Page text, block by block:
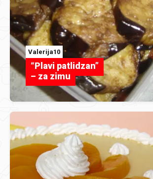
Valerija10
“Plavi patlidzan”
– za zimu